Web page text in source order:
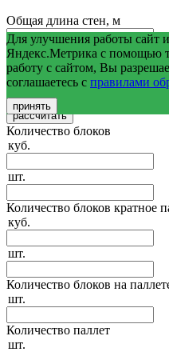
Общая длина стен, м
Средняя высота стен, м
Общая площадь оконных и
Количество блоков
куб.
шт.
Количество блоков кратное
куб.
шт.
Количество блоков на
шт.
Количество паллет
шт.
Для улучшения работы сайт
Яндекс.Метрика с помощью
работу с сайтом, Вы
соглашаетесь с правилами
принять